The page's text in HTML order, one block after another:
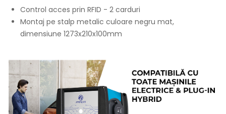
Control acces prin RFID - 2 carduri
Montaj pe stalp metalic culoare negru mat,
dimensiune 1273x210x100mm